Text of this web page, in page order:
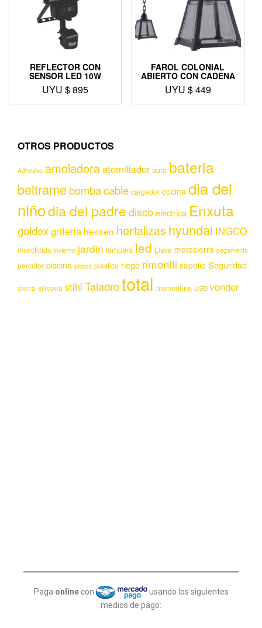
REFLECTOR CON
SENSOR LED 10W
UYU $895
FAROL COLONIAL
ABIERTO CON CADENA
UYU $449
OTROS PRODUCTOS
Adhesivo amoladoraatornillador auto bateria
beltramebombacable cargador cocina dia del
niñodia del padrediscoelectrica Enxuta
goldexgriferia hessen hortalizas hyundai INGCO
insecticida invierno jardin lampara led Llave motosierra pegamento
percutor piscina pistola plastico riego rimontti sapolio Seguridad
sierra silicona stihl Taladrototal tramontina usbvonder
Paga online con
usando los siguientes
medios de pago: